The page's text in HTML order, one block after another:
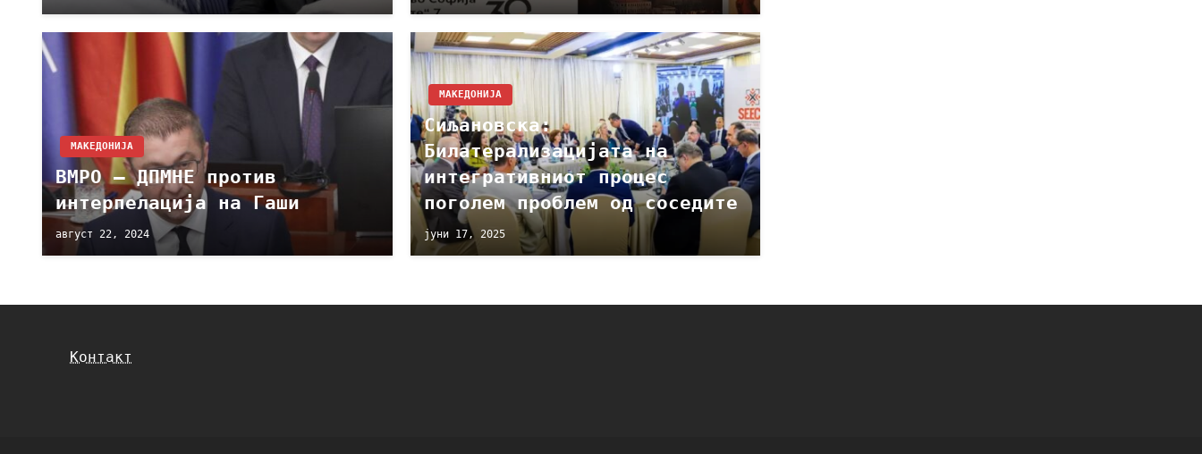
МАКЕДОНИЈА
ВМРО – ДПМНЕ против
интерпелација на Гаши
август 22, 2024
МАКЕДОНИЈА
Сиљановска:
Билатерализацијата на
интегративниот процес
поголем проблем од соседите
јуни 17, 2025
Контакт